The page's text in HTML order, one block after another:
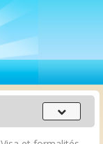
Menu
principal